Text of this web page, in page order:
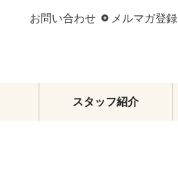
お問い合わせ メルマガ登録
スタッフ紹介